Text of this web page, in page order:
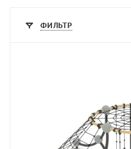
ФИЛЬТР